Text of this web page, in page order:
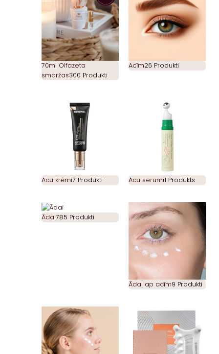
70ml Olfazeta
smaržas300 Produkti
Acīm26 Produkti
Acu krēmi7 Produkti Acu serumi1 Produkts
Ādai785 Produkti
Ādai ap acīm9 Produkti